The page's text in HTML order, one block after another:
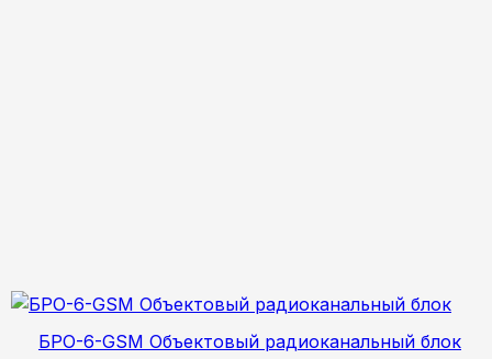
БРО-6-GSM Объектовый радиоканальный блок